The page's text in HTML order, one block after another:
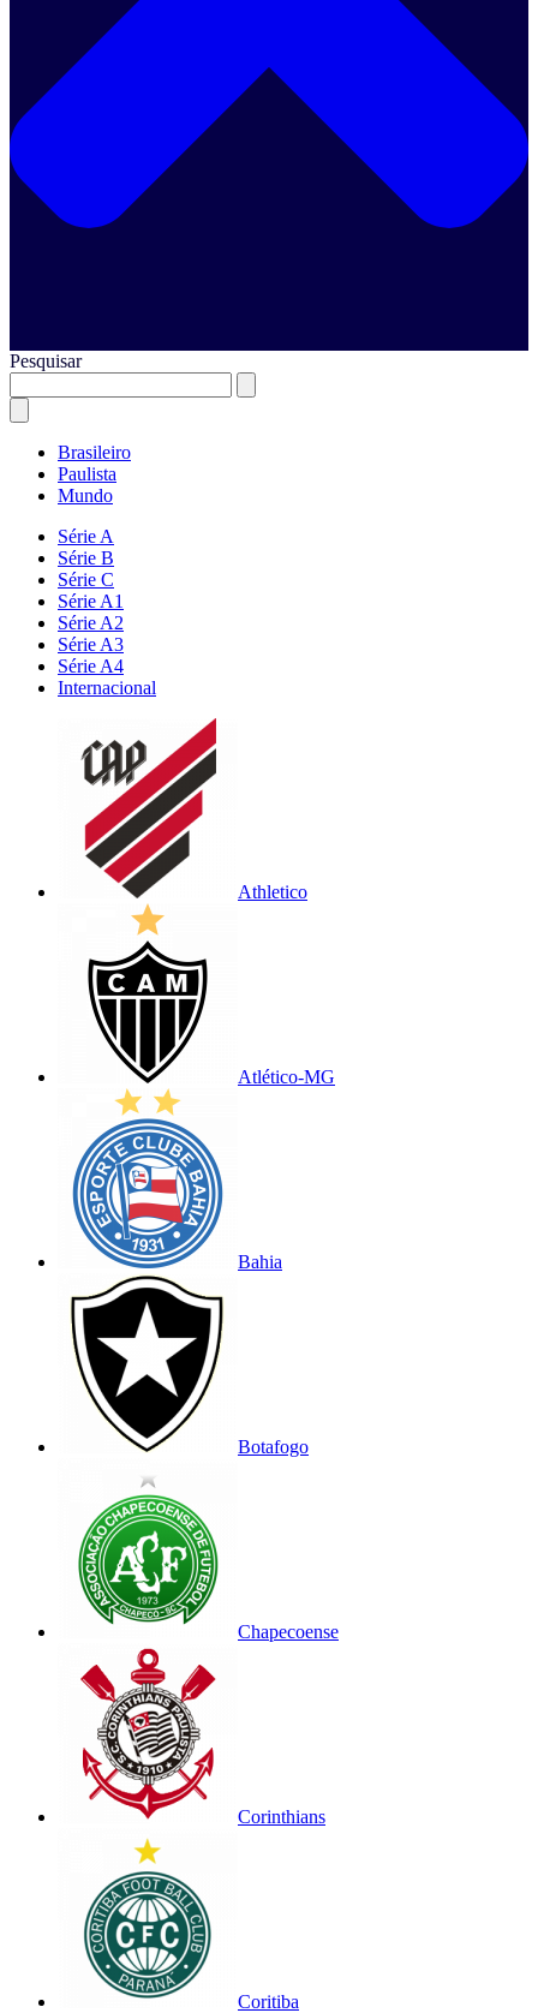
Pesquisar
Brasileiro
Paulista
Mundo
Série A
Série B
Série C
Série A1
Série A2
Série A3
Série A4
Internacional
Athletico
Atlético-MG
Bahia
Botafogo
Chapecoense
Corinthians
Coritiba